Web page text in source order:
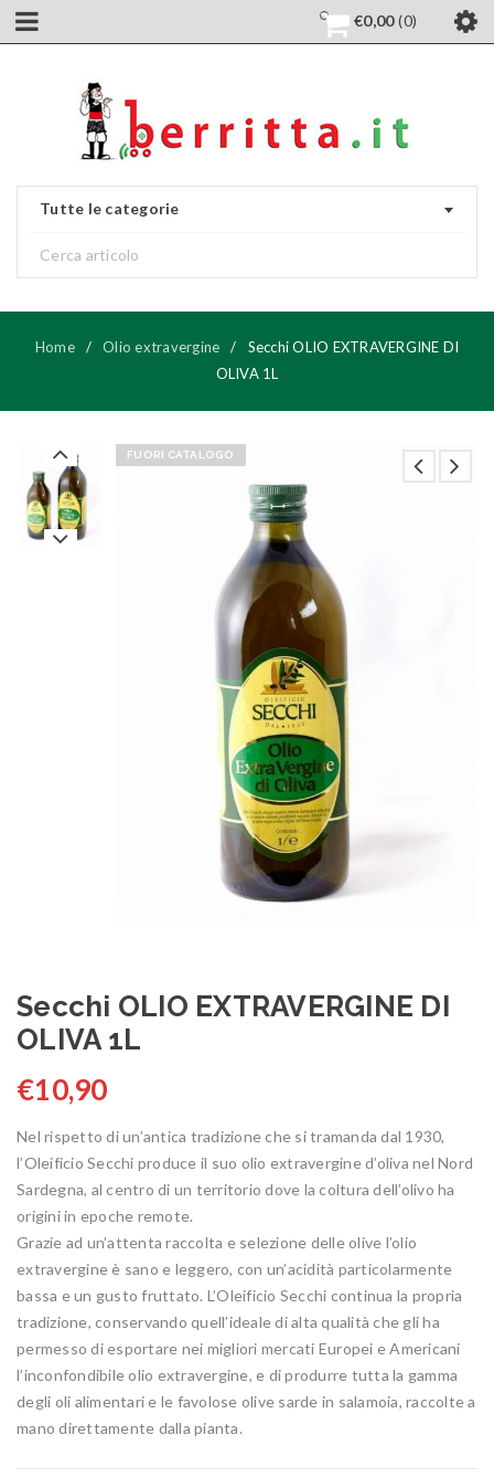
€0,00 0
Tutte le categorie
Home / Olio extravergine /
Secchi OLIO EXTRAVERGINE DI
OLIVA 1L
FUORI CATALOGO
Secchi OLIO EXTRAVERGINE DI
OLIVA 1L
€10,90
Nel rispetto di un’antica tradizione che si tramanda dal 1930,
l’Oleificio Secchi produce il suo olio extravergine d’oliva nel Nord
Sardegna, al centro di un territorio dove la coltura dell’olivo ha
origini in epoche remote.
Grazie ad un’attenta raccolta e selezione delle olive l’olio
extravergine è sano e leggero, con un’acidità particolarmente
bassa e un gusto fruttato. L’Oleificio Secchi continua la propria
tradizione, conservando quell’ideale di alta qualità che gli ha
permesso di esportare nei migliori mercati Europei e Americani
l’inconfondibile olio extravergine, e di produrre tutta la gamma
degli oli alimentari e le favolose olive sarde in salamoia, raccolte a
mano direttamente dalla pianta.